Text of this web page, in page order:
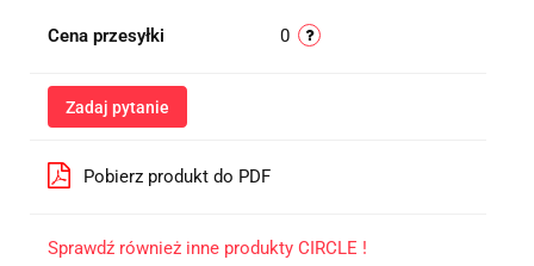
Cena przesyłki 0
Zadaj pytanie
Pobierz produkt do PDF
Sprawdź również inne produkty CIRCLE !